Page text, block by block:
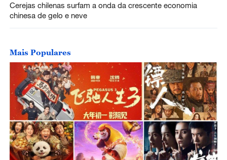
Cerejas chilenas surfam a onda da crescente economia
chinesa de gelo e neve
Mais Populares